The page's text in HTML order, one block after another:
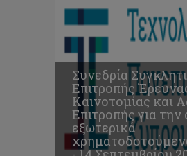
Συνεδρία
Επιτροπής
Καινοτομίας και
Επιτροπής για
εξωτερικά
Ad
hoc
Επιτροπής
για
την
αποδοχή
εξωτερικά
έργων
-
6
Συνεδρία
Συγκλητικής